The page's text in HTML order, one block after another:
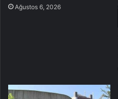
Ağustos 6, 2026